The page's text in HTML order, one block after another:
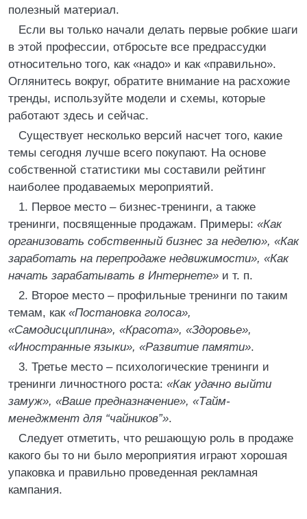
полезный материал.
Если вы только начали делать первые робкие шаги
в этой профессии, отбросьте все предрассудки
относительно того, как «надо» и как «правильно».
Оглянитесь вокруг, обратите внимание на расхожие
тренды, используйте модели и схемы, которые
работают здесь и сейчас.
Существует несколько версий насчет того, какие
темы сегодня лучше всего покупают. На основе
собственной статистики мы составили рейтинг
наиболее продаваемых мероприятий.
1. Первое место – бизнес-тренинги, а также
тренинги, посвященные продажам. Примеры: «Как
организовать собственный бизнес за неделю», «Как
заработать на перепродаже недвижимости», «Как
начать зарабатывать в Интернете» и т. п.
2. Второе место – профильные тренинги по таким
темам, как «Постановка голоса»,
«Самодисциплина», «Красота», «Здоровье»,
«Иностранные языки», «Развитие памяти».
3. Третье место – психологические тренинги и
тренинги личностного роста: «Как удачно выйти
замуж», «Ваше предназначение», «Тайм-
менеджмент для “чайников”».
Следует отметить, что решающую роль в продаже
какого бы то ни было мероприятия играют хорошая
упаковка и правильно проведенная рекламная
кампания.